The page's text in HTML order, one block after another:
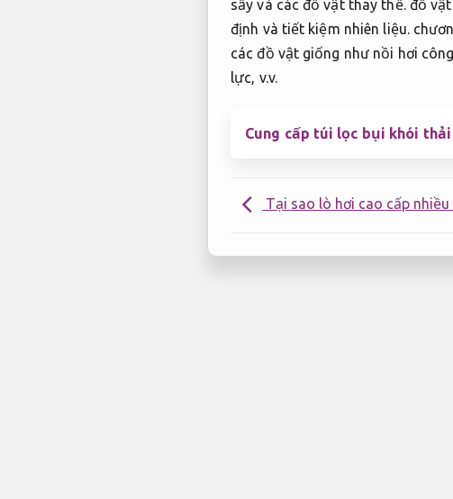
sấy và các đồ vật thay thế. đồ
định và tiết kiệm nhiên liệu.
các đồ vật giống như nồi hơi
lực, v.v.
Cung cấp túi lọc bụi khói
Tại sao lò hơi cao cấp nhiều